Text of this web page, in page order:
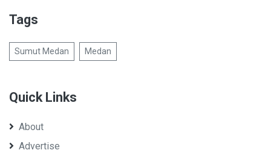
Tags
Sumut Medan Medan
Quick Links
About
Advertise